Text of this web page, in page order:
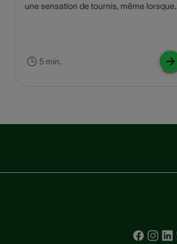
une sensation de tournis, même lorsque
le vertige, et comment un appareil auditif
peut-il aider à soulager les symptômes ?
5 min.